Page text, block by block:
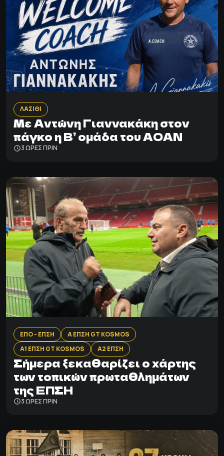
ΛΑΣΙΘΙ
Με Αντώνη Γιαννακάκη στον
πάγκο η Β’ ομάδα του ΑΟΑΝ
3 ΩΡΕΣ ΠΡΙΝ
ΕΠΟ - ΕΠΣΗ
Α ΕΠΣΗ GT KOSMOS
Α1 ΕΠΣΗ GT KOSMOS
Α2 ΕΠΣΗ
Σήμερα ξεκαθαρίζει ο χάρτης
των τοπικών πρωταθλημάτων
της ΕΠΣΗ
3 ΩΡΕΣ ΠΡΙΝ